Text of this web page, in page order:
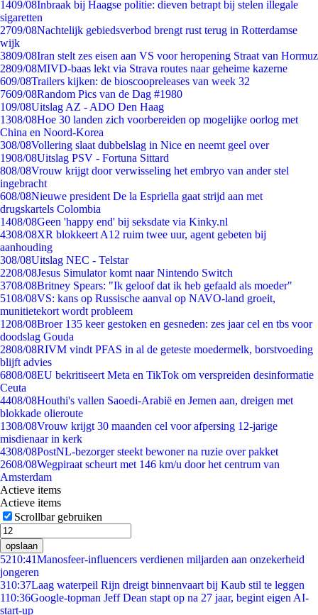
1409/08Inbraak bij Haagse politie: dieven betrapt bij stelen illegale
sigaretten
2709/08Nachtelijk gebiedsverbod brengt rust terug in Rotterdamse
wijk
3809/08Iran stelt zes eisen aan VS voor heropening Straat van Hormuz
2809/08MIVD-baas lekt via Strava routes naar geheime kazerne
609/08Trailers kijken: de bioscoopreleases van week 32
7609/08Random Pics van de Dag #1980
109/08Uitslag AZ - ADO Den Haag
1308/08Hoe 30 landen zich voorbereiden op mogelijke oorlog met
China en Noord-Korea
308/08Vollering slaat dubbelslag in Nice en neemt geel over
1908/08Uitslag PSV - Fortuna Sittard
808/08Vrouw krijgt door verwisseling het embryo van ander stel
ingebracht
608/08Nieuwe president De la Espriella gaat strijd aan met
drugskartels Colombia
1408/08Geen 'happy end' bij seksdate via Kinky.nl
4308/08XR blokkeert A12 ruim twee uur, agent gebeten bij
aanhouding
308/08Uitslag NEC - Telstar
2208/08Jesus Simulator komt naar Nintendo Switch
3708/08Britney Spears: "Ik geloof dat ik heb gefaald als moeder"
5108/08VS: kans op Russische aanval op NAVO-land groeit,
munitietekort wordt probleem
1208/08Broer 135 keer gestoken en gesneden: zes jaar cel en tbs voor
doodslag Gouda
2808/08RIVM vindt PFAS in al de geteste moedermelk, borstvoeding
blijft advies
6808/08EU bekritiseert Meta en TikTok om verspreiden desinformatie
Ceuta
4408/08Houthi's vallen Saoedi-Arabië en Jemen aan, dreigen met
blokkade olieroute
1308/08Vrouw krijgt 30 maanden cel voor afpersing 12-jarige
misdienaar in kerk
4308/08PostNL-bezorger steekt bewoner na ruzie over pakket
2608/08Wegpiraat scheurt met 146 km/u door het centrum van
Amsterdam
Actieve items
Actieve items
Scrollbar gebruiken
opslaan
5210:41Manosfeer-influencers verdienen miljarden aan onzekerheid
jongeren
310:37Laag waterpeil Rijn dreigt binnenvaart bij Kaub stil te leggen
110:36Google-topman Jeff Dean stapt op na 27 jaar, begint eigen AI-
start-up